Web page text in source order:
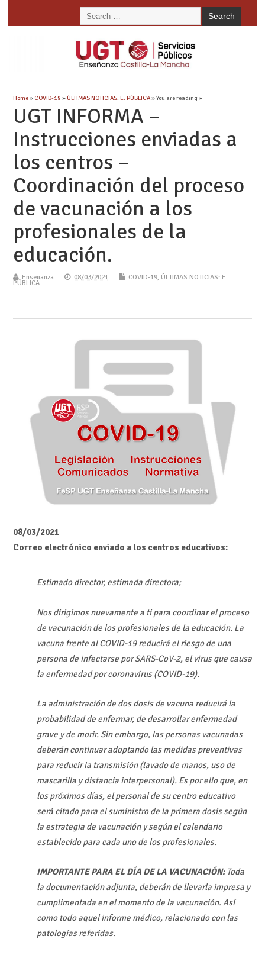
Home» COVID-19 »ÚLTIMAS NOTICIAS: E. PÚBLICA» You are reading »
UGT INFORMA –
Instrucciones enviadas a
los centros –
Coordinación del proceso
de vacunación a los
profesionales de la
educación.
Enseñanza 08/03/2021 COVID-19, ÚLTIMAS NOTICIAS: E.
PÚBLICA
08/03/2021
Correo electrónico enviado a los centros educativos:
Estimado director, estimada directora;
Nos dirigimos nuevamente a ti para coordinar el proceso
de vacunación de los profesionales de la educación. La
vacuna frente al COVID-19 reducirá el riesgo de una
persona de infectarse por SARS-CoV-2, el virus que causa
la enfermedad por coronavirus (COVID-19).
La administración de dos dosis de vacuna reducirá la
probabilidad de enfermar, de desarrollar enfermedad
grave y de morir. Sin embargo, las personas vacunadas
deberán continuar adoptando las medidas preventivas
para reducir la transmisión (lavado de manos, uso de
mascarilla y distancia interpersonal). Es por ello que, en
los próximos días, el personal de su centro educativo
será citado para el suministro de la primera dosis según
la estrategia de vacunación y según el calendario
establecido para cada uno de los profesionales.
IMPORTANTE PARA EL DÍA DE LA VACUNACIÓN: Toda
la documentación adjunta, deberán de llevarla impresa y
cumplimentada en el momento de la vacunación. Así
como todo aquel informe médico, relacionado con las
patologías referidas.